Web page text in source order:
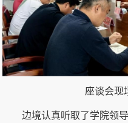
座谈会现
边境认真听取了学院领